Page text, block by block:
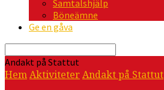
Samtalshjälp
Böneämne
Ge en gåva
Sök
Andakt på Stattut
HemAktiviteterAndakt på Stattut